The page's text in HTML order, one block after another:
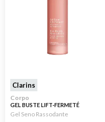
Clarins
Corpo
GEL BUSTE LIFT-FERMETÉ
EFFETTO LIFTING RASSODANTE
Gel Seno Rassodante